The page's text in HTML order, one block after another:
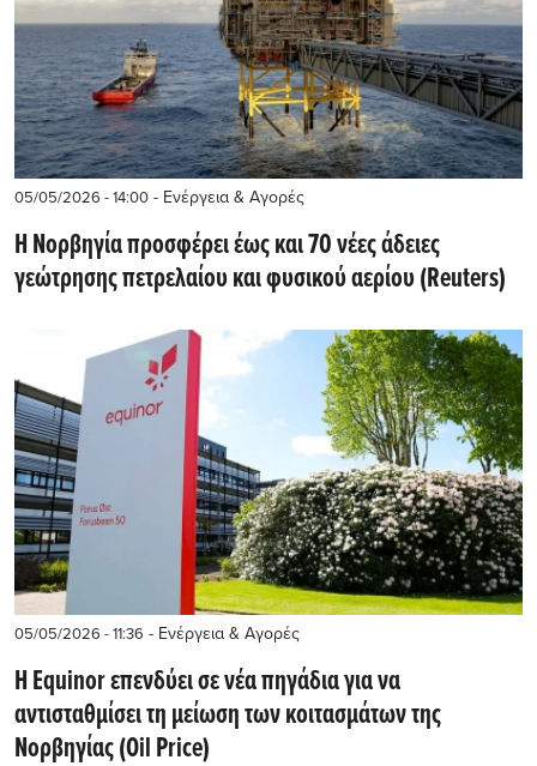
05/05/2026 - 14:00 - Ενέργεια & Αγορές
Η Νορβηγία προσφέρει έως και 70 νέες άδειες
γεώτρησης πετρελαίου και φυσικού αερίου (Reuters)
05/05/2026 - 11:36 - Ενέργεια & Αγορές
Η Equinor επενδύει σε νέα πηγάδια για να
αντισταθμίσει τη μείωση των κοιτασμάτων της
Νορβηγίας (Oil Price)